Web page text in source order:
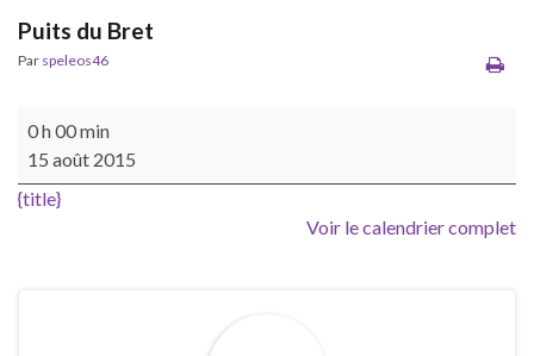
Puits du Bret
Par speleos46
Puits du Bret
0 h 00 min
15 août 2015
{title}
Voir le calendrier complet